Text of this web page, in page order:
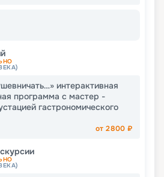
интерактивная
программа с мастер -
гастрономического
от2800 ₽